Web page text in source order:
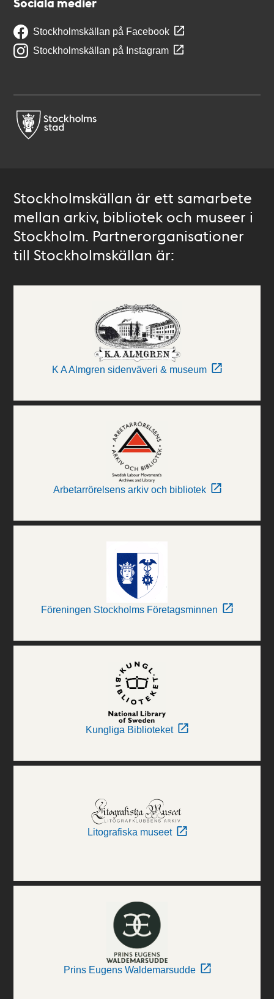
Stockholmskällan på Facebook
Stockholmskällan på Instagram
Stockholmskällan är ett samarbete
mellan arkiv, bibliotek och museer i
Stockholm. Partnerorganisationer
till Stockholmskällan är:
K A Almgren sidenväveri & museum
Arbetarrörelsens arkiv och bibliotek
Föreningen Stockholms Företagsminnen
Kungliga Biblioteket
Litografiska museet
Prins Eugens Waldemarsudde